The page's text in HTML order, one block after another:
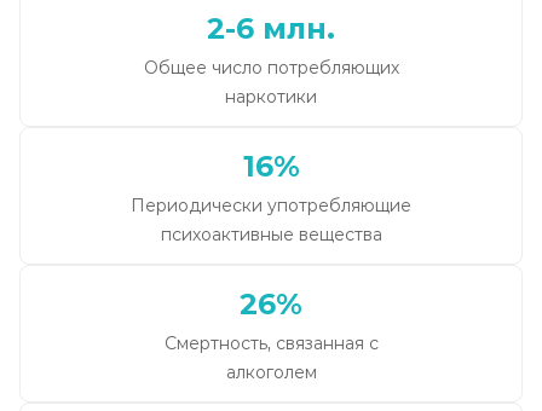
2-6 млн.
Общее число потребляющих
наркотики
16%
Периодически употребляющие
психоактивные вещества
26%
Смертность, связанная с
алкоголем